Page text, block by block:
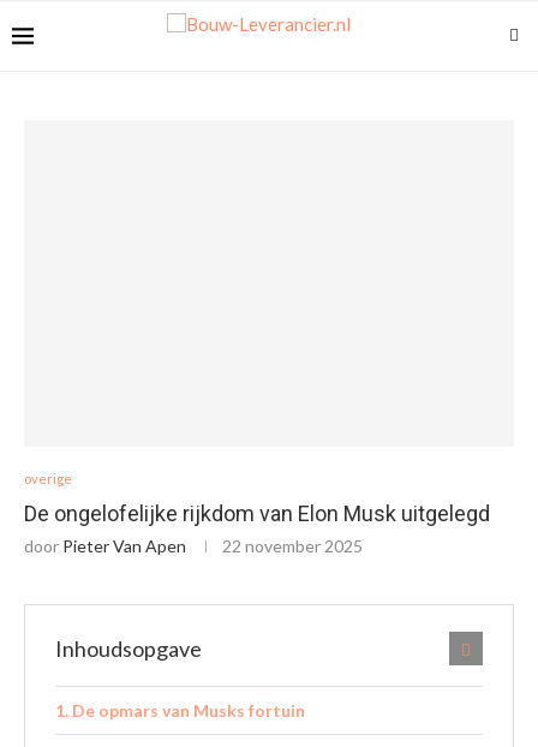
overige
De ongelofelijke rijkdom van Elon Musk uitgelegd
door Pieter Van Apen 22 november 2025
Inhoudsopgave
De opmars van Musks fortuin